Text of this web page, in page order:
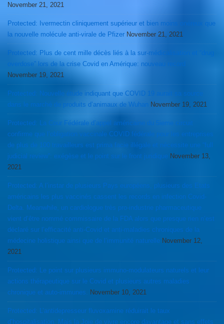
November 21, 2021
Protected: Ivermectin cliniquement supérieur et bien moins onéreux que
la nouvelle molécule anti-virale de Pfizer November 21, 2021
Protected: Plus de cent mille décès liés à la sur-médicalisation et “drug
overdose” lors de la crise Covid en Amérique: nouveau record
November 19, 2021
Protected: Nouvelle étude indiquant que COVID 19 aurait sa source
dans le marché de produits d’animaux de Wuhan November 19, 2021
Protected: La Cour Fédérale d’appel américaine du 5ieme circuit
confirme que l’obligation vaccinale COVID fédérale pour les entreprises
de plus de 100 travailleurs est prima facie illégale et nécessite une “full
judicial review”: exégèse et le point sur le front juridique November 13,
2021
Protected: A l’instar de plusieurs Pays européens, plusieurs des Etats
américains les plus vaccinés cassent les records en infection Covid-
Delta. Meanwhile, un cardiologue très pro-industrie pharmaceutique
vient d’être nommé commissaire de la FDA alors que presque rien n’est
déclaré sur l’efficacité anti-Covid et anti-maladies chroniques de la
médecine holistique ainsi que de l’immunité naturelle November 12,
2021
Protected: Le point sur plusieurs immuno-modulateurs naturels et leur
actions thérapeutique sur le Covid et plusieurs autres maladies
chronique et auto-immunes.
November 10, 2021
Protected: L’antidepresseur fluvoxamine réduirait le taux
d’hospitalisation. Mais la Joie de vivre encore davantage et sans effets